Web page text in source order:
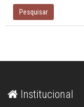
Pesquisar
Institucional